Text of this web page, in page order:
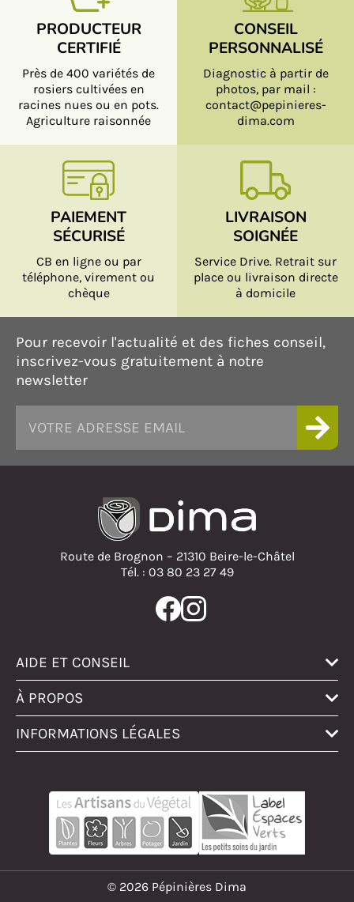
PRODUCTEUR
CERTIFIÉ
Près de 400 variétés de
rosiers cultivées en
racines nues ou en pots.
Agriculture raisonnée
CONSEIL
PERSONNALISÉ
Diagnostic à partir de
photos, par mail :
contact@pepinieres-
dima.com
PAIEMENT
SÉCURISÉ
CB en ligne ou par
téléphone, virement ou
chèque
LIVRAISON
SOIGNÉE
Service Drive. Retrait sur
place ou livraison directe
à domicile
Pour recevoir l'actualité et des fiches conseil,
inscrivez-vous gratuitement à notre
newsletter
Route de Brognon – 21310 Beire-le-Châtel
Tél. : 03 80 23 27 49
AIDE ET CONSEIL
À PROPOS
INFORMATIONS LÉGALES
© 2026 Pépinières Dima